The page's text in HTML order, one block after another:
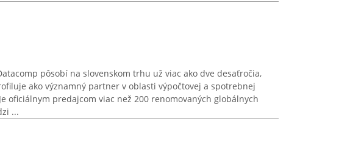
pôsobí na slovenskom trhu už viac ako dve desaťročia,
ako významný partner v oblasti výpočtovej a spotrebnej
oficiálnym predajcom viac než 200 renomovaných globálnych
...